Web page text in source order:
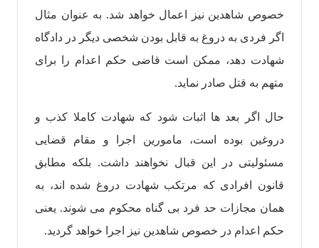
خصوص شاهدین نیز اعمال خواهد شد. به عنوان مثال
اگر فردی به دروغ به قابل بودن شخصی دیگر در دادگاه
شهادت دهد، ممکن است قاضی حکم‌ اعدام را برای
متهم به قتل صادر نماید.
حال‌ اگر بعد ها اثبات شود که شهادت کاملا کذب و
دروغین بوده است، مامورین اجرا و مقام قضایی
مسئولیتی در این قبال نخواهند داشت. بلکه مطابق
قانون افرادی که مرتکب شهادت دروغ شده اند، به
همان مجازات حد فرد بی گناه محکوم می شوند. یعنی
حکم اعدام در خصوص شاهدین نیز اجرا خواهد گردید.